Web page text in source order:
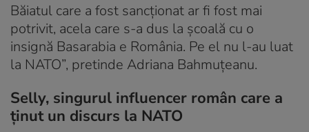
Băiatul care a fost sancționat ar fi fost mai
potrivit, acela care s-a dus la școală cu o
insignă Basarabia e România. Pe el nu l-au luat
la NATO”, pretinde Adriana Bahmuțeanu.
Selly, singurul influencer român care a
ținut un discurs la NATO